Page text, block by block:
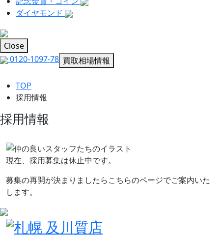
ダイヤモンド
Close
0120-1097-78 買取相場情報
TOP
採用情報
採用情報
現在、採用募集は休止中です。
募集の再開が決まりましたらこちらのページでご案内いた
します。